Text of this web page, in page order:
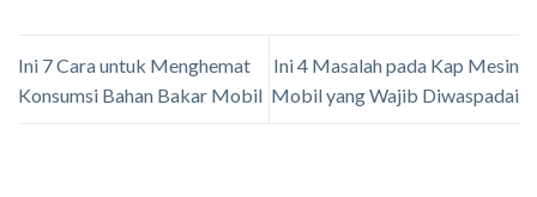
Ini 7 Cara untuk Menghemat
Konsumsi Bahan Bakar Mobil
Ini 4 Masalah pada Kap Mesin
Mobil yang Wajib Diwaspadai